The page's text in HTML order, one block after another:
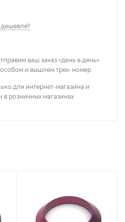
ваш заказ «день в день»
и вышлем трек-номер
для интернет-магазина и
в розничных магазинах